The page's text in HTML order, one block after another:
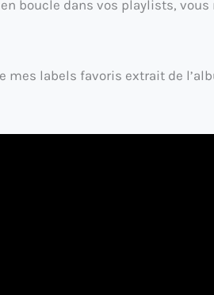
boucle dans vos playlists, vous
mes labels favoris extrait de